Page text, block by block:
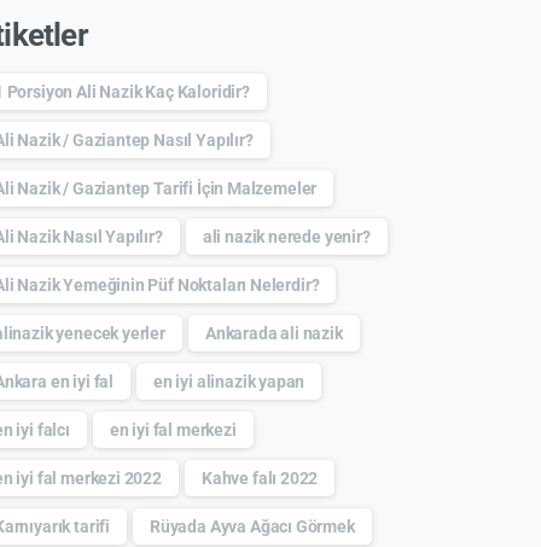
Porsiyon Ali Nazik Kaç Kaloridir?
Nazik / Gaziantep Nasıl Yapılır?
Nazik / Gaziantep Tarifi İçin Malzemeler
Nazik Nasıl Yapılır? ali nazik nerede yenir?
Nazik Yemeğinin Püf Noktaları Nelerdir?
yenecek yerler Ankarada ali nazik
en iyi fal en iyi alinazik yapan
iyi falcı en iyi fal merkezi
iyi fal merkezi 2022 Kahve falı 2022
tarifi Rüyada Ayva Ağacı Görmek